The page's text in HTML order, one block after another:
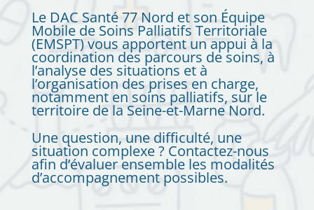
Le DAC Santé 77 Nord et son Équipe
Mobile de Soins Palliatifs Territoriale
(EMSPT) vous apportent un appui à la
coordination des parcours de soins, à
l’analyse des situations et à
l’organisation des prises en charge,
notamment en soins palliatifs, sur le
territoire de la Seine-et-Marne Nord.
Une question, une difficulté, une
situation complexe ? Contactez-nous
afin d’évaluer ensemble les modalités
d’accompagnement possibles.